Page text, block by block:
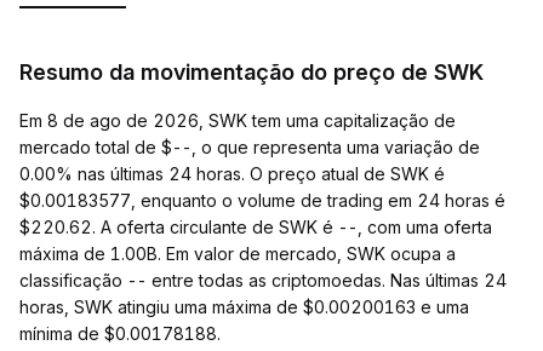
Resumo da movimentação do preço de SWK
Em 8 de ago de 2026, SWK tem uma capitalização de
mercado total de $--, o que representa uma variação de
0.00% nas últimas 24 horas. O preço atual de SWK é
$0.00183577, enquanto o volume de trading em 24 horas é
$220.62. A oferta circulante de SWK é --, com uma oferta
máxima de 1.00B. Em valor de mercado, SWK ocupa a
classificação -- entre todas as criptomoedas. Nas últimas 24
horas, SWK atingiu uma máxima de $0.00200163 e uma
mínima de $0.00178188.